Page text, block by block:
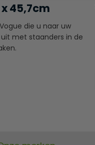
45,7cm
die u naar uw
uit met staanders in de